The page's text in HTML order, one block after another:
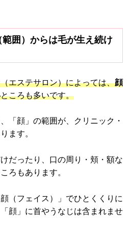
囲）からは毛が生え続け
エステサロン）によっては、顔
ところも多いです。
「顔」の範囲が、クリニック・
ます。
だったり、口の周り・頬・額な
ろもあります。
（フェイス）」でひとくくりに
顔」に首やうなじは含まれませ